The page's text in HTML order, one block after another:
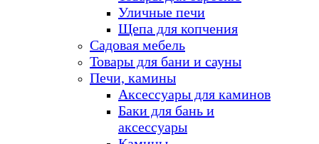
Уличные печи
Щепа для копчения
Садовая мебель
Товары для бани и сауны
Печи, камины
Аксессуары для каминов
Баки для бань и
аксессуары